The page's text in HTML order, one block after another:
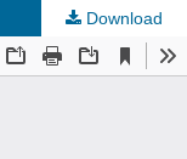
Download